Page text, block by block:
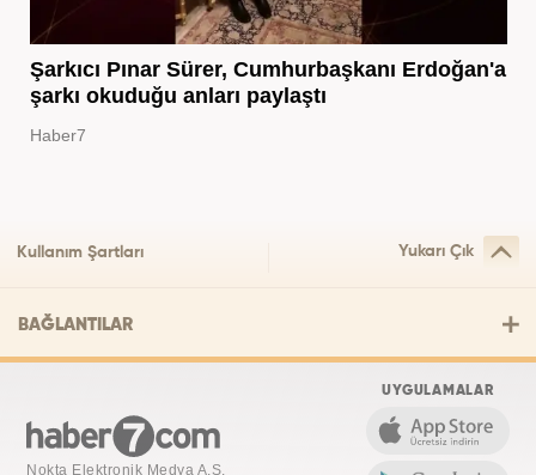
Şarkıcı Pınar Sürer, Cumhurbaşkanı Erdoğan'a
şarkı okuduğu anları paylaştı
Haber7
Kullanım Şartları Yukarı Çık
BAĞLANTILAR
Nokta Elektronik Medya A.Ş.
UYGULAMALAR